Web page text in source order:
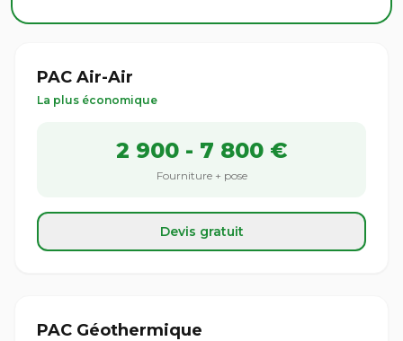
PAC Air-Air
La plus économique
2 900 - 7 800 €
Fourniture + pose
Devis gratuit
PAC Géothermique